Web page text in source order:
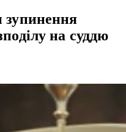
зупинення
на суддю